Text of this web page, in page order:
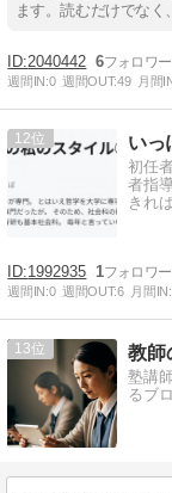
ます。読むだけでなく
2040442 6
週間IN:0 週間OUT:49 月間
12 いっ
初任
者指
きれ
1992935 1
週間IN:0 週間OUT:6 月間IN:
13 教師
塾講
るブ